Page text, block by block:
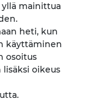
yllä mainittua
heti, kun
käyttäminen
osoitus
lisäksi oikeus